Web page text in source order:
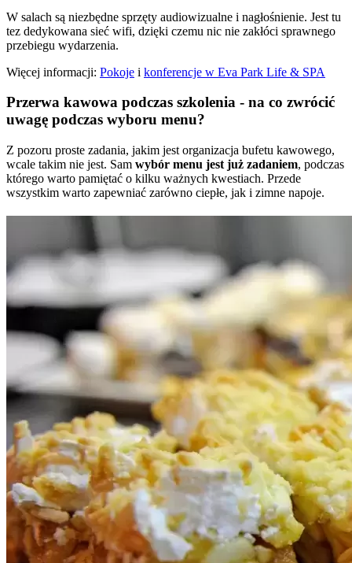
W salach są niezbędne sprzęty audiowizualne i nagłośnienie. Jest tu
tez dedykowana sieć wifi, dzięki czemu nic nie zakłóci sprawnego
przebiegu wydarzenia.
Więcej informacji: Pokoje i konferencje w Eva Park Life & SPA
Przerwa kawowa podczas szkolenia - na co zwrócić
uwagę podczas wyboru menu?
Z pozoru proste zadania, jakim jest organizacja bufetu kawowego,
wcale takim nie jest. Sam wybór menu jest już zadaniem, podczas
którego warto pamiętać o kilku ważnych kwestiach. Przede
wszystkim warto zapewniać zarówno ciepłe, jak i zimne napoje.